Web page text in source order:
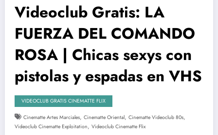
Videoclub Gratis: LA
FUERZA DEL COMANDO
ROSA | Chicas sexys con
pistolas y espadas en VHS
VIDEOCLUB GRATIS CINEMATTE FLIX
Cinematte Artes Marciales, Cinematte Oriental, Cinematte Videoclub 80s,
Videoclub Cinematte Exploitation, Videoclub Cinematte Flix